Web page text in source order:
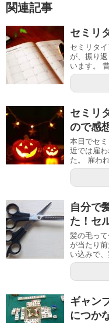
関連記事
セミリ
セミリタ
が、振り
います。
セミリ
ので感
本日でセ
近では雇
た。 雇わ
自分で
た！セ
髪の毛っ
が当たり
い込みで
ギャン
につか